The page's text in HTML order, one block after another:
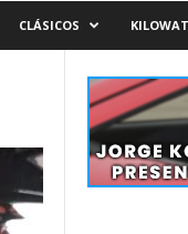
CLÁSICOS